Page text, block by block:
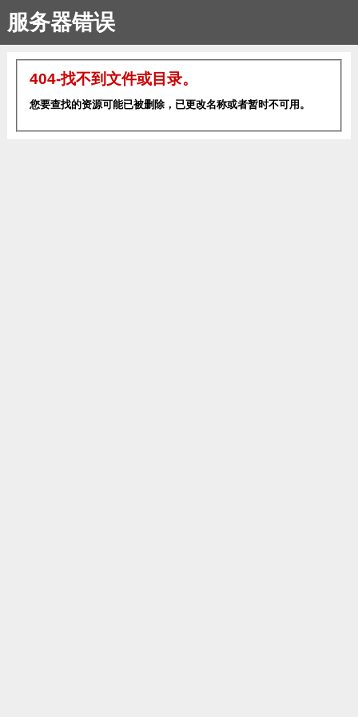
服务器错误
404-找不到文件或目录。
您要查找的资源可能已被删除，已更改名称或者暂时不可用。